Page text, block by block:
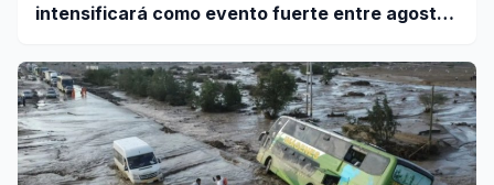
intensificará como evento fuerte entre agosto